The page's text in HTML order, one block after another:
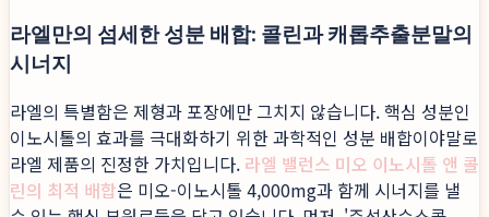
라엘만의 섬세한 성분 배합: 콜린과 캐롭추출분말의
시너지
라엘의 특별함은 제형과 포장에만 그치지 않습니다. 핵심 성분인
이노시톨의 효과를 극대화하기 위한 과학적인 성분 배합이야말로
라엘 제품의 진정한 가치입니다. 라엘 밸런스 미오 이노시톨 앤 콜
린의 최적 배합은 미오-이노시톨 4,000mg과 함께 시너지를 낼